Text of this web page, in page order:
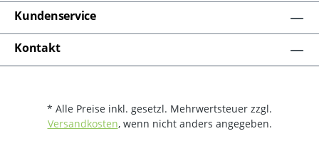
Kundenservice
Kontakt
* Alle Preise inkl. gesetzl. Mehrwertsteuer zzgl.
Versandkosten, wenn nicht anders angegeben.